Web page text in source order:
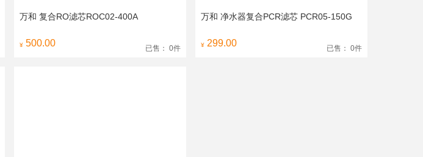
万和 复合RO滤芯ROC02-400A
¥ 500.00 已售： 0件
万和 净水器复合PCR滤芯 PCR05-150G
¥ 299.00 已售： 0件